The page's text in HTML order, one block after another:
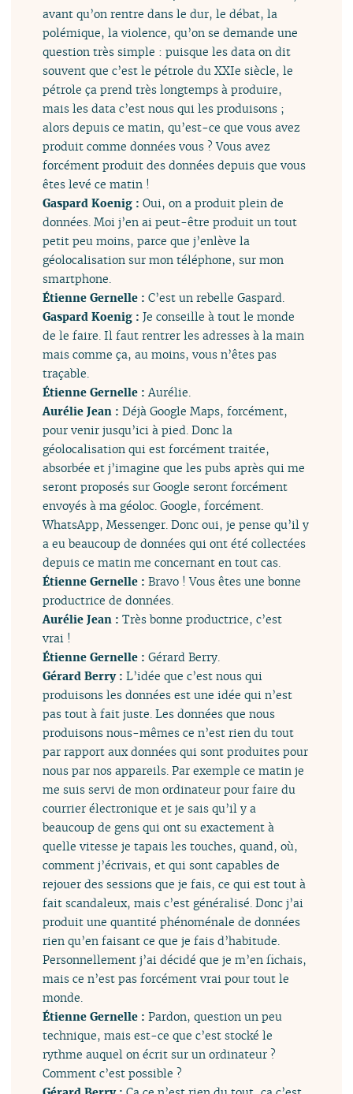
avant qu’on rentre dans le dur, le débat, la
polémique, la violence, qu’on se demande une
question très simple : puisque les data on dit
souvent que c’est le pétrole du XXIe siècle, le
pétrole ça prend très longtemps à produire,
mais les data c’est nous qui les produisons ;
alors depuis ce matin, qu’est-ce que vous avez
produit comme données vous ? Vous avez
forcément produit des données depuis que vous
êtes levé ce matin !
Gaspard Koenig :Oui, on a produit plein de
données. Moi j’en ai peut-être produit un tout
petit peu moins, parce que j’enlève la
géolocalisation sur mon téléphone, sur mon
smartphone.
Étienne Gernelle :C’est un rebelle Gaspard.
Gaspard Koenig :Je conseille à tout le monde
de le faire. Il faut rentrer les adresses à la main
mais comme ça, au moins, vous n’êtes pas
traçable.
Étienne Gernelle :Aurélie.
Aurélie Jean :Déjà Google Maps, forcément,
pour venir jusqu’ici à pied. Donc la
géolocalisation qui est forcément traitée,
absorbée et j’imagine que les pubs après qui me
seront proposés sur Google seront forcément
envoyés à ma géoloc. Google, forcément.
WhatsApp, Messenger. Donc oui, je pense qu’il y
a eu beaucoup de données qui ont été collectées
depuis ce matin me concernant en tout cas.
Étienne Gernelle :Bravo ! Vous êtes une bonne
productrice de données.
Aurélie Jean :Très bonne productrice, c’est
vrai !
Étienne Gernelle :Gérard Berry.
Gérard Berry :L’idée que c’est nous qui
produisons les données est une idée qui n’est
pas tout à fait juste. Les données que nous
produisons nous-mêmes ce n’est rien du tout
par rapport aux données qui sont produites pour
nous par nos appareils. Par exemple ce matin je
me suis servi de mon ordinateur pour faire du
courrier électronique et je sais qu’il y a
beaucoup de gens qui ont su exactement à
quelle vitesse je tapais les touches, quand, où,
comment j’écrivais, et qui sont capables de
rejouer des sessions que je fais, ce qui est tout à
fait scandaleux, mais c’est généralisé. Donc j’ai
produit une quantité phénoménale de données
rien qu’en faisant ce que je fais d’habitude.
Personnellement j’ai décidé que je m’en fichais,
mais ce n’est pas forcément vrai pour tout le
monde.
Étienne Gernelle :Pardon, question un peu
technique, mais est-ce que c’est stocké le
rythme auquel on écrit sur un ordinateur ?
Comment c’est possible ?